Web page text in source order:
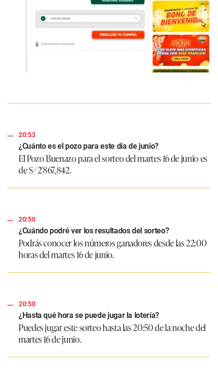
20:53
¿Cuánto es el pozo para este día de junio?
El Pozo Buenazo para el sorteo del martes 16 de junio es
de S/ 2′867,842.
20:50
¿Cuándo podré ver los resultados del sorteo?
Podrás conocer los números ganadores desde las 22:00
horas del martes 16 de junio.
20:50
¿Hasta qué hora se puede jugar la lotería?
Puedes jugar este sorteo hasta las 20:50 de la noche del
martes 16 de junio.